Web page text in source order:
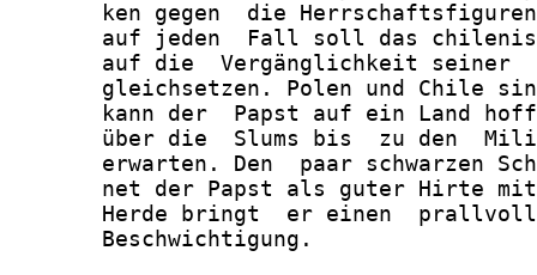
ken gegen  die
auf jeden  Fall soll das
auf die  Vergänglichkeit seiner
gleichsetzen. Polen und Chile
kann der  Papst auf ein Land
über die  Slums bis  zu den
erwarten. Den  paar schwarzen
net der Papst als guter Hirte
Herde bringt  er einen
       Beschwichtigung.